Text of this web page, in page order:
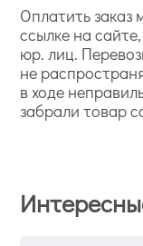
Оплатить заказ
ссылке на
юр. лиц.
не
в ходе
забрали товар